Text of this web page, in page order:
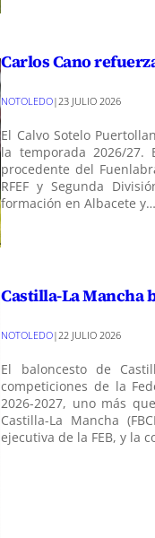
Carlos Cano
NOTOLEDO|23 JULIO 2026
El Calvo Sotelo
la temporada 2026/27.
procedente del
RFEF y Segunda
formación en Albacete y…
Castilla-La Mancha
NOTOLEDO| 22 JULIO 2026
El baloncesto de
competiciones de la
2026-2027, uno más
Castilla-La Mancha
ejecutiva de la FEB, y la